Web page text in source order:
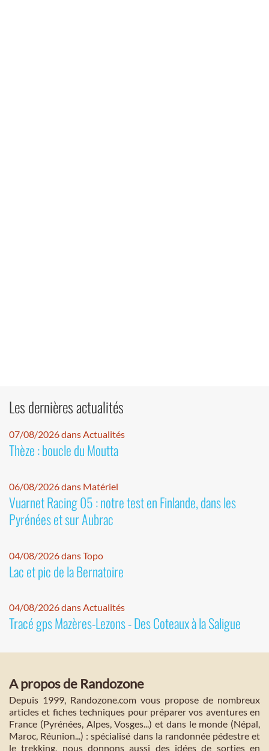
Les dernières actualités
07/08/2026 dans Actualités
Thèze : boucle du Moutta
06/08/2026 dans Matériel
Vuarnet Racing 05 : notre test en Finlande, dans les
Pyrénées et sur Aubrac
04/08/2026 dans Topo
Lac et pic de la Bernatoire
04/08/2026 dans Actualités
Tracé gps Mazères-Lezons - Des Coteaux à la Saligue
A propos de Randozone
Depuis 1999, Randozone.com vous propose de nombreux
articles et fiches techniques pour préparer vos aventures en
France (Pyrénées, Alpes, Vosges...) et dans le monde (Népal,
Maroc, Réunion...) : spécialisé dans la randonnée pédestre et
le trekking, nous donnons aussi des idées de sorties en